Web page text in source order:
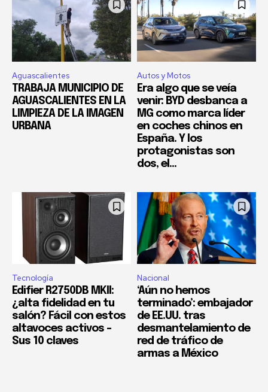
Aguascalientes
TRABAJA MUNICIPIO DE
AGUASCALIENTES EN LA
LIMPIEZA DE LA IMAGEN
URBANA
Autos y Motos
Era algo que se veía
venir: BYD desbanca a
MG como marca líder
en coches chinos en
España. Y los
protagonistas son
dos, el...
Tecnología
Edifier R2750DB MKII:
¿alta fidelidad en tu
salón? Fácil con estos
altavoces activos –
Sus 10 claves
Nacional
‘Aún no hemos
terminado’: embajador
de EE.UU. tras
desmantelamiento de
red de tráfico de
armas a México